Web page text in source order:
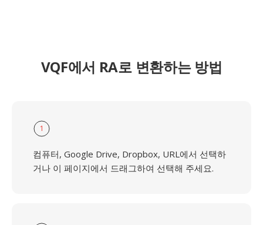
VQF에서 RA로 변환하는 방법
1
컴퓨터, Google Drive, Dropbox, URL에서 선택하
거나 이 페이지에서 드래그하여 선택해 주세요.